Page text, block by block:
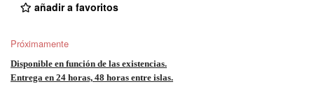
añadir a favoritos
Próximamente
Disponible en función de las existencias.
Entrega en 24 horas, 48 horas entre islas.